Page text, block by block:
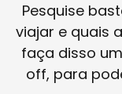
Pesquise
viajar e quais
faça disso
off, para